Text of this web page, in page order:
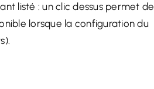
listé : un clic dessus permet de
lorsque la configuration du